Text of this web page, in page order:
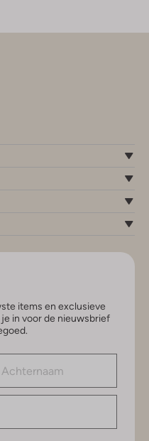
items en exclusieve
in voor de nieuwsbrief